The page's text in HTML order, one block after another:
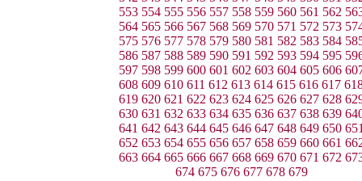
553 554 555 556 557 558 559 560 561 562
564 565 566 567 568 569 570 571 572 573
575 576 577 578 579 580 581 582 583 584
586 587 588 589 590 591 592 593 594 595
597 598 599 600 601 602 603 604 605 606
608 609 610 611 612 613 614 615 616 617
619 620 621 622 623 624 625 626 627 628
630 631 632 633 634 635 636 637 638 639
641 642 643 644 645 646 647 648 649 650
652 653 654 655 656 657 658 659 660 661
663 664 665 666 667 668 669 670 671 672
674 675 676 677 678 679